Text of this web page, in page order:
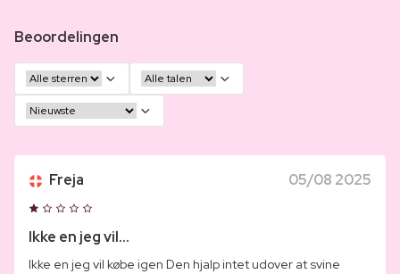
Beoordelingen
Freja 05/08 2025
Ikke en jeg vil...
Ikke en jeg vil købe igen Den hjalp intet udover at svine